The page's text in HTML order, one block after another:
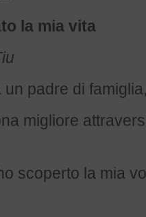
la mia vita
un padre di
migliore
scoperto la mia